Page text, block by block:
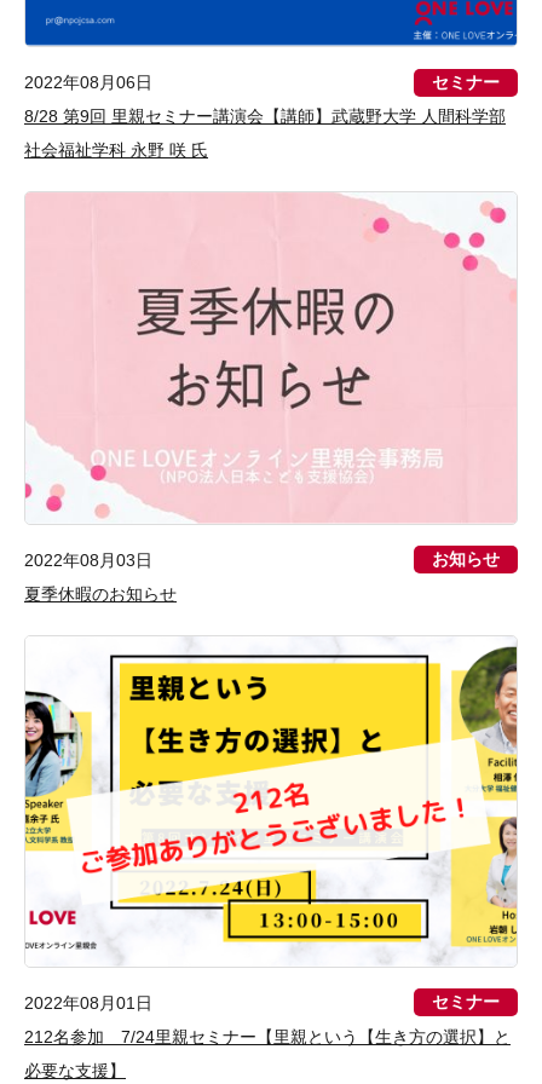
2022年08月06日
セミナー
8/28 第9回 里親セミナー講演会【講師】武蔵野大学 人間科学部
社会福祉学科 永野 咲 氏
2022年08月03日
お知らせ
夏季休暇のお知らせ
2022年08月01日
セミナー
212名参加 7/24里親セミナー【里親という【生き方の選択】と
必要な支援】